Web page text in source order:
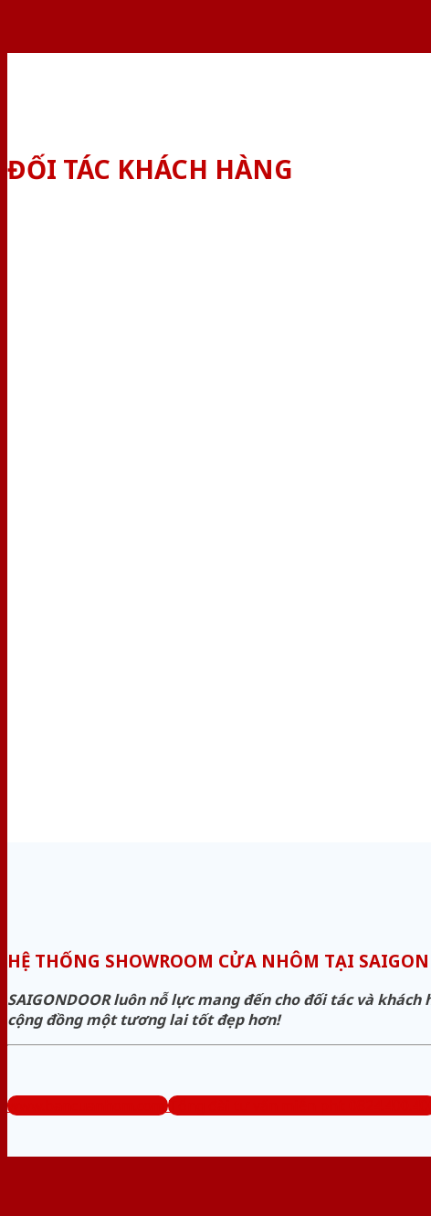
ĐỐI TÁC KHÁCH HÀNG
HỆ THỐNG SHOWROOM CỬA NHÔM TẠI
SAIGONDOOR luôn nỗ lực mang đến cho đối tác và
cộng đồng một tương lai tốt đẹp hơn!
www.bancuanhom.com Tổng đài tư vấn miễn phí: